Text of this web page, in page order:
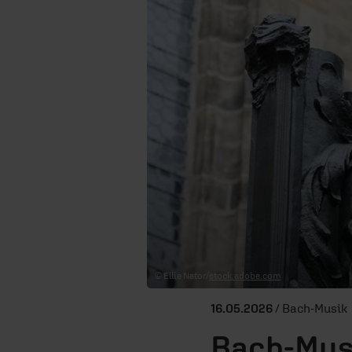
© Ellie Nator/ stock.adobe.com
16.05.2026 / Bach-Musik